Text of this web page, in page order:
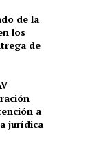
de la
los
de
a
jurídica